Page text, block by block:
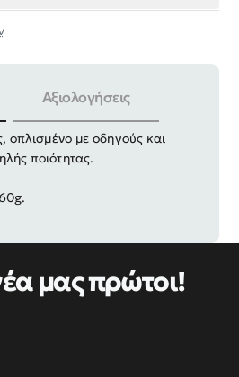
Αξιολογήσεις
Casting, τηλεσκοπικό,
οπλισμένο με οδηγούς και
ποιότητας.
μας πρώτοι!